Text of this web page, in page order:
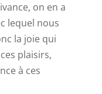
on en a
lequel nous
la joie qui
plaisirs,
à ces